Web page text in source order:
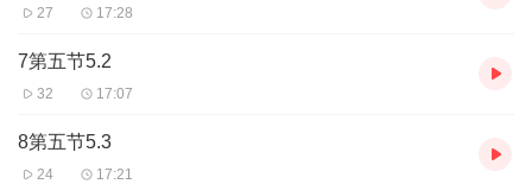
27 17:28
7第五节5.2
32 17:07
8第五节5.3
24 17:21